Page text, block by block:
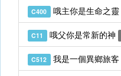
C400 哦主你是生命之靈
C11 哦父你是常新的神
C512 我是一個異鄉旅客